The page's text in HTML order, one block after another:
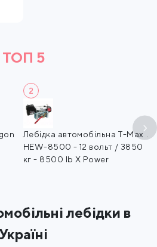
ТОП 5
2
Лебідка автомобільна T-Max
HEW-8500 - 12 вольт / 3850
кг - 8500 lb X Power
лебідки в
Україні